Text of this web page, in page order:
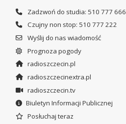
Zadzwoń do studia: 510 777 666
Czujny non stop: 510 777 222
Wyślij do nas wiadomość
Prognoza pogody
radioszczecin.pl
radioszczecinextra.pl
radioszczecin.tv
Biuletyn Informacji Publicznej
Posłuchaj teraz